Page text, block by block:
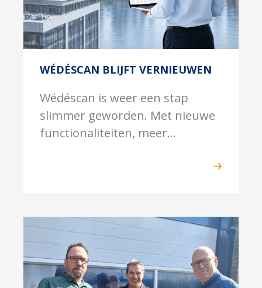
WÉDÉSCAN BLIJFT VERNIEUWEN
Wédéscan is weer een stap
slimmer geworden. Met nieuwe
functionaliteiten, meer...